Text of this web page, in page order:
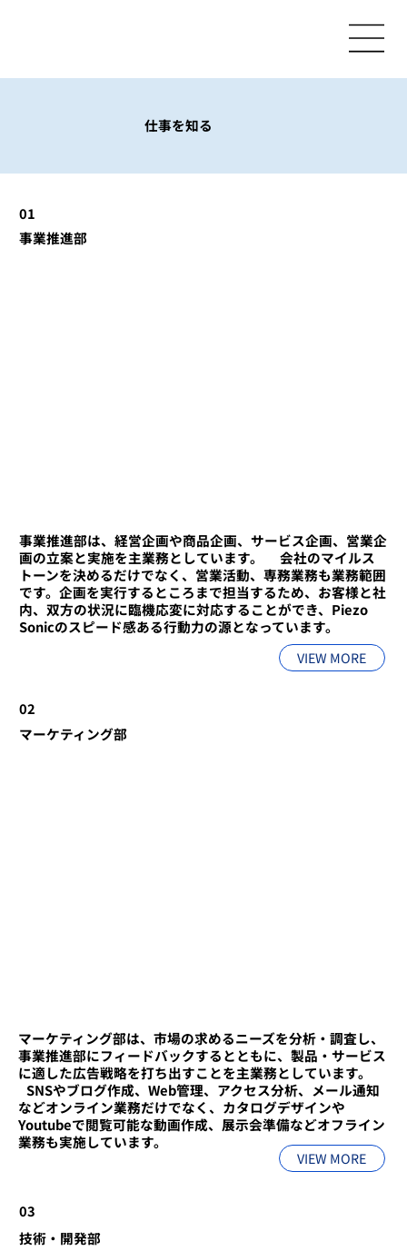
仕事を知る
01
​事業推進部
事業推進部は、経営企画や商品企画、サービス企画、営業企
画の立案と実施を主業務としています。 ​会社のマイルス
トーンを決めるだけでなく、営業活動、専務業務も業務範囲
です。企画を実行するところまで担当するため、お客様と社
内、双方の状況に臨機応変に対応することができ、Piezo
Sonicのスピード感ある行動力の源となっています。
VIEW MORE
02
​マーケティング部
マーケティング部は、市場の求めるニーズを分析・調査し、
事業推進部にフィードバックするとともに、製品・サービス
に適した広告戦略を打ち出すことを主業務としています。
​ ​SNSやブログ作成、Web管理、アクセス分析、メール通知
などオンライン業務だけでなく、カタログデザインや
Youtubeで閲覧可能な動画作成、展示会準備などオフライン
業務も実施しています。
VIEW MORE
03
​技術・開発部